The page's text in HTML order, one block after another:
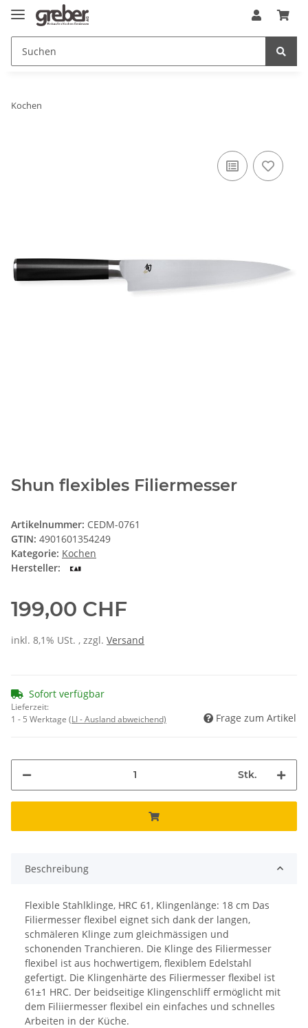
Kochen
Shun flexibles Filiermesser
Artikelnummer: CEDM-0761
GTIN: 4901601354249
Kategorie: Kochen
Hersteller:
199,00 CHF
inkl. 8,1% USt. , zzgl. Versand
Sofort verfügbar
Lieferzeit:
1 - 5 Werktage (LI - Ausland abweichend) Frage zum Artikel
Stk.
Beschreibung
Flexible Stahlklinge, HRC 61, Klingenlänge: 18 cm Das
Filiermesser flexibel eignet sich dank der langen,
schmäleren Klinge zum gleichmässigen und
schonenden Tranchieren. Die Klinge des Filiermesser
flexibel ist aus hochwertigem, flexiblem Edelstahl
gefertigt. Die Klingenhärte des Filiermesser flexibel ist
61±1 HRC. Der beidseitige Klingenschliff ermöglicht mit
dem Filiiermesser flexibel ein einfaches und schnelles
Arbeiten in der Küche.